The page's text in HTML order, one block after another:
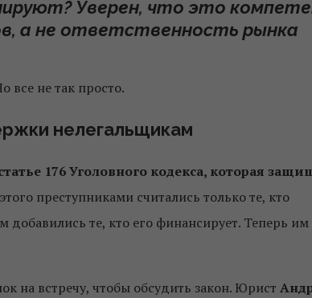
Уверен, что это
а не ответственность рынка
все не так просто.
нелегальщикам
176 Уголовного кодекса, которая
преступниками считались только те, кто
добавились те, кто его финансирует. Теперь
на встречу, чтобы обсудить закон. Юрист